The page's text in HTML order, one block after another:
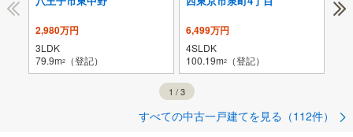
2,980万円
3LDK
79.9m2 （登記）
6,499万円
4SLDK
100.19m2 （登記）
1 /3
すべての中古一戸建てを見る（112件）